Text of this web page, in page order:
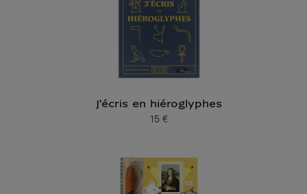
J'écris en hiéroglyphes
Prix ​​actuel
15 €